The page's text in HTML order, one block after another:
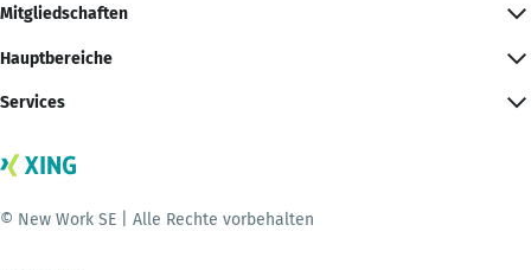
Mitgliedschaften
Hauptbereiche
Services
© New Work SE | Alle Rechte vorbehalten